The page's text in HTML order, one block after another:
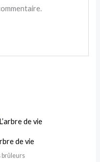
de vie
brûleurs